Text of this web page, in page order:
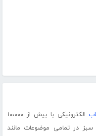
الکترونیکی با بیش از ۱۰،۰۰۰
در تمامی موضوعات مانند